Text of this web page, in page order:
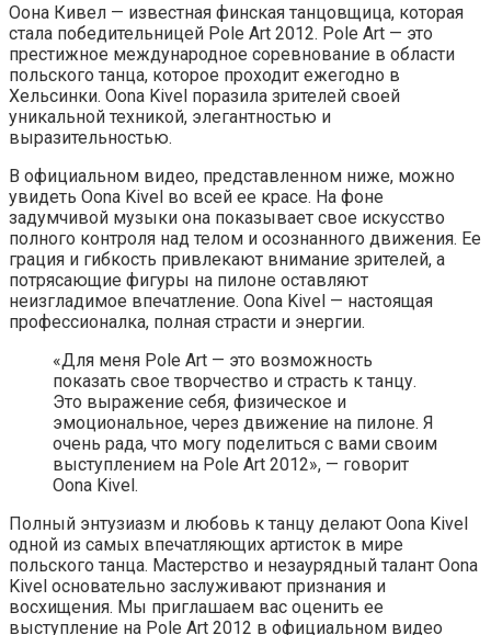
Оона Кивел — известная финская танцовщица, которая
стала победительницей Pole Art 2012. Pole Art — это
престижное международное соревнование в области
польского танца, которое проходит ежегодно в
Хельсинки. Oona Kivel поразила зрителей своей
уникальной техникой, элегантностью и
выразительностью.
В официальном видео, представленном ниже, можно
увидеть Oona Kivel во всей ее красе. На фоне
задумчивой музыки она показывает свое искусство
полного контроля над телом и осознанного движения. Ее
грация и гибкость привлекают внимание зрителей, а
потрясающие фигуры на пилоне оставляют
неизгладимое впечатление. Oona Kivel — настоящая
профессионалка, полная страсти и энергии.
«Для меня Pole Art — это возможность
показать свое творчество и страсть к танцу.
Это выражение себя, физическое и
эмоциональное, через движение на пилоне. Я
очень рада, что могу поделиться с вами своим
выступлением на Pole Art 2012», — говорит
Oona Kivel.
Полный энтузиазм и любовь к танцу делают Oona Kivel
одной из самых впечатляющих артисток в мире
польского танца. Мастерство и незаурядный талант Oona
Kivel основательно заслуживают признания и
восхищения. Мы приглашаем вас оценить ее
выступление на Pole Art 2012 в официальном видео